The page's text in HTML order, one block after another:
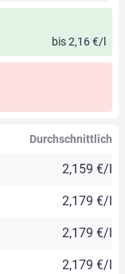
bis 2,16 €/l
Durchschnittlich
2,159 €/l
2,179 €/l
2,179 €/l
2,179 €/l